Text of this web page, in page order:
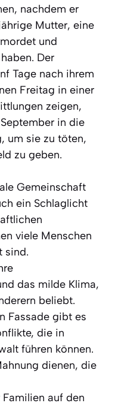
nachdem er
Mutter, eine
und
Der
Tage nach ihrem
Freitag in einer
zeigen,
in die
um sie zu töten,
zu geben.
Gemeinschaft
ein Schlaglicht
viele Menschen
sind.
das milde Klima,
beliebt.
Fassade gibt es
die in
führen können.
dienen, die
auf den